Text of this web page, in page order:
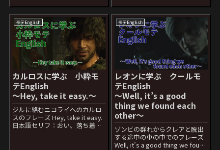
フレーズ Psych日本語セリフ：
なんつって Psychを聞くとサイ
コパスを思い出してなんかやば
そうな単語な気がしますが話
の...
を下で受け止めた後のクラウド
のフレーズ Never a dull
moment with you.日...
モテEnglish
カルロスに学ぶ 小粋モ
テEnglish
〜Hey, take it easy.〜
ジルに絡むニコライへのカルロ
スのフレーズ Hey, take it easy.
日本語セリフ：おい、落ち着け
モテEnglish
レオンに学ぶ クールモ
テEnglish
〜Well, it’s a good
thing we found each
other〜
ゾンビの群れからクレアと脱出
する途中の車の中でのフレーズ
Well, it's a good thing we found